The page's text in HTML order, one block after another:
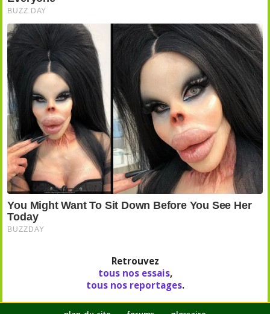
Retrouvez
tous nos essais,
tous nos reportages.